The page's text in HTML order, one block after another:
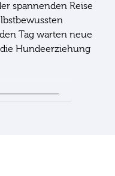
spannenden Reise
Tag warten neue
Hundeerziehung